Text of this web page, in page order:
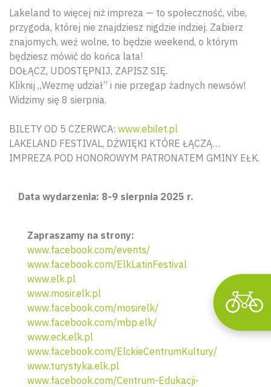
Lakeland to więcej niż impreza — to społeczność, vibe,
przygoda, której nie znajdziesz nigdzie indziej. Zabierz
znajomych, weź wolne, to będzie weekend, o którym
będziesz mówić do końca lata!
DOŁĄCZ, UDOSTĘPNIJ, ZAPISZ SIĘ.
Kliknij „Wezmę udział” i nie przegap żadnych newsów!
Widzimy się 8 sierpnia.
BILETY OD 5 CZERWCA: www.ebilet.pl
LAKELAND FESTIVAL, DŹWIĘKI KTÓRE ŁĄCZĄ…
IMPREZA POD HONOROWYM PATRONATEM GMINY EŁK.
Data wydarzenia: 8-9 sierpnia 2025 r.
Zapraszamy na strony:
www.facebook.com/events/
www.facebook.com/ElkLatinFestival
www.elk.pl
www.mosir.elk.pl
www.facebook.com/mosirelk/
www.facebook.com/mbp.elk/
www.eck.elk.pl
www.facebook.com/ElckieCentrumKultury/
www.turystyka.elk.pl
www.facebook.com/Centrum-Edukacji-